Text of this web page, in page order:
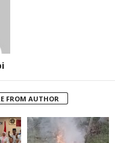
FROM AUTHOR